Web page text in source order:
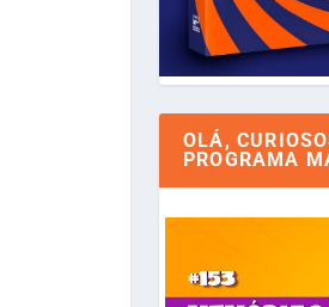
OLÁ,
PROGRAMA